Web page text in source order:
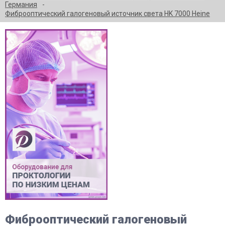
Германия
Фиброоптический галогеновый источник света HK 7000 Heine
Фиброоптический галогеновый